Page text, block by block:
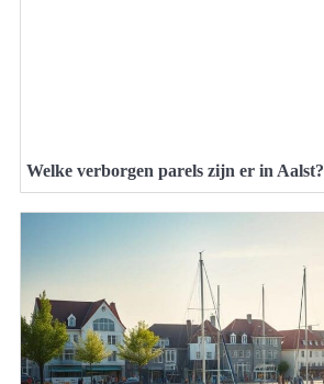
Welke verborgen parels zijn er in Aalst?